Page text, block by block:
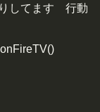
してます 行動